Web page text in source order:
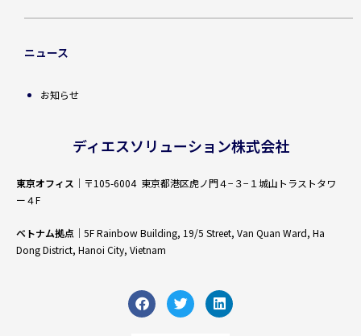
ニュース
お知らせ
ディエスソリューション株式会社
東京オフィス ｜〒105-6004 東京都港区虎ノ門４−３−１城山トラストタワ
ー４F
ベトナム拠点 ｜5F Rainbow Building, 19/5 Street, Van Quan Ward, Ha
Dong District, Hanoi City, Vietnam